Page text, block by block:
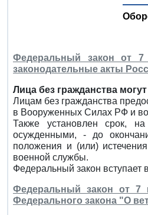
Федеральный закон от
законодательные акты
Лица без гражданства
Лицам без гражданства
в Вооруженных Силах РФ и
Также установлен срок,
осужденными, - до
положения и (или)
военной службы.
Федеральный закон вступает
Федеральный закон от
Федерального закона "О